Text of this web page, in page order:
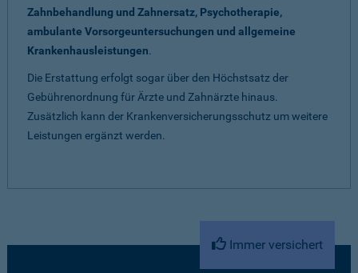
Zahnbehandlung und Zahnersatz, Psychotherapie,
ambulante Vorsorgeuntersuchungen und allgemeine
Krankenhausleistungen.
Die Erstattung erfolgt sogar über den Höchstsatz der
Gebührenordnung für Ärzte und Zahnärzte hinaus.
Zusätzlich kann der Krankenversicherungsschutz um weitere
Leistungen ergänzt werden.
Immer versichert